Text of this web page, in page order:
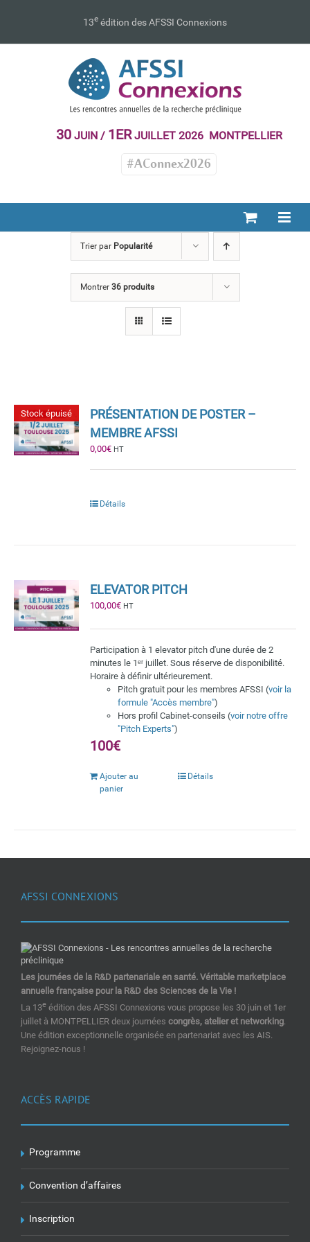
13e édition des AFSSI Connexions
30JUIN / 1ERJUILLET 2026 MONTPELLIER
#AConnex2026
Trier par Popularité
Montrer 36 produits
Stock épuisé
PRÉSENTATION DE POSTER –
MEMBRE AFSSI
0,00€ HT
Détails
ELEVATOR PITCH
100,00€ HT
Participation à 1 elevator pitch d'une durée de 2
minutes le 1ᵉʳ juillet. Sous réserve de disponibilité.
Horaire à définir ultérieurement.
Pitch gratuit pour les membres AFSSI (voir la
formule "Accès membre")
Hors profil Cabinet-conseils (voir notre offre
"Pitch Experts")
100€
Ajouter au
panier
Détails
AFSSI CONNEXIONS
Les journées de la R&D partenariale en santé. Véritable marketplace
annuelle française pour la R&D des Sciences de la Vie !
La 13e édition des AFSSI Connexions vous propose les 30 juin et 1er
juillet à MONTPELLIER deux journées congrès, atelier et networking.
Une édition exceptionnelle organisée en partenariat avec les AIS.
Rejoignez-nous !
ACCÈS RAPIDE
Programme
Convention d’affaires
Inscription